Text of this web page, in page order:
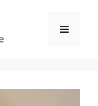
Menü